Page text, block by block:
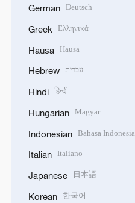
German Deutsch
Greek Ελληνικά
Hausa Hausa
Hebrew עברית
Hindi हिन्दी
Hungarian Magyar
Indonesian Bahasa Indonesia
Italian Italiano
Japanese 日本語
Korean 한국어